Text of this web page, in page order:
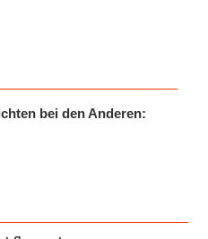
bei den Anderen: